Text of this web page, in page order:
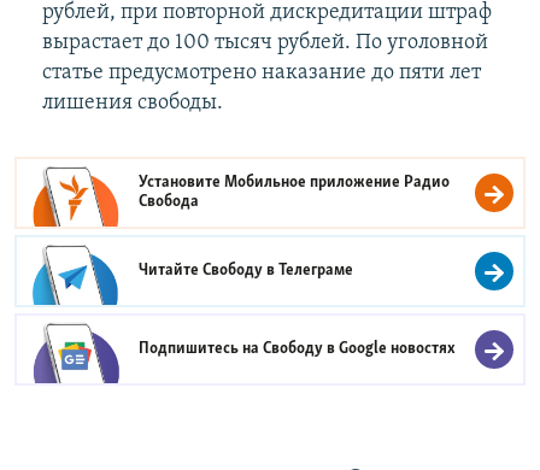
рублей, при повторной дискредитации штраф
вырастает до 100 тысяч рублей. По уголовной
статье предусмотрено наказание до пяти лет
лишения свободы.
Установите Мобильное приложение Радио
Свобода
Читайте Свободу вТелеграме
Подпишитесь на Свободу вGoogle новостях